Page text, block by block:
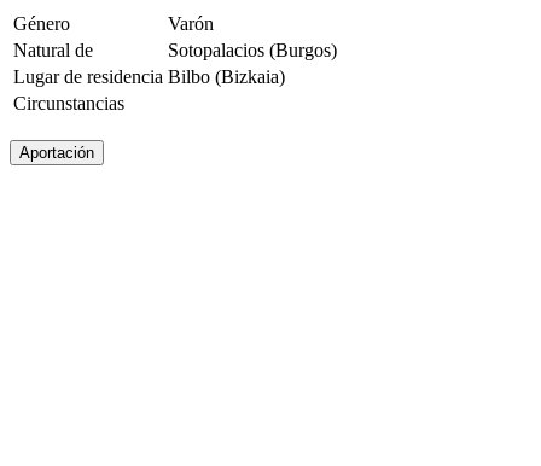
Género
Varón
Natural de
Sotopalacios (Burgos)
Lugar de residencia Bilbo (Bizkaia)
Circunstancias